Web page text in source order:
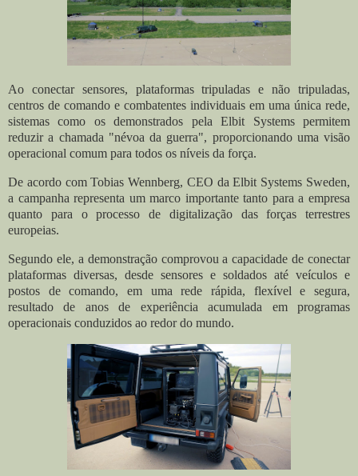
Ao conectar sensores, plataformas tripuladas e não tripuladas,
centros de comando e combatentes individuais em uma única rede,
sistemas como os demonstrados pela Elbit Systems permitem
reduzir a chamada "névoa da guerra", proporcionando uma visão
operacional comum para todos os níveis da força.
De acordo com Tobias Wennberg, CEO da Elbit Systems Sweden,
a campanha representa um marco importante tanto para a empresa
quanto para o processo de digitalização das forças terrestres
europeias.
Segundo ele, a demonstração comprovou a capacidade de conectar
plataformas diversas, desde sensores e soldados até veículos e
postos de comando, em uma rede rápida, flexível e segura,
resultado de anos de experiência acumulada em programas
operacionais conduzidos ao redor do mundo.